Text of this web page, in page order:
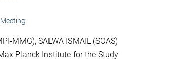
MMG), SALWA ISMAIL (SOAS)
Planck Institute for the Study